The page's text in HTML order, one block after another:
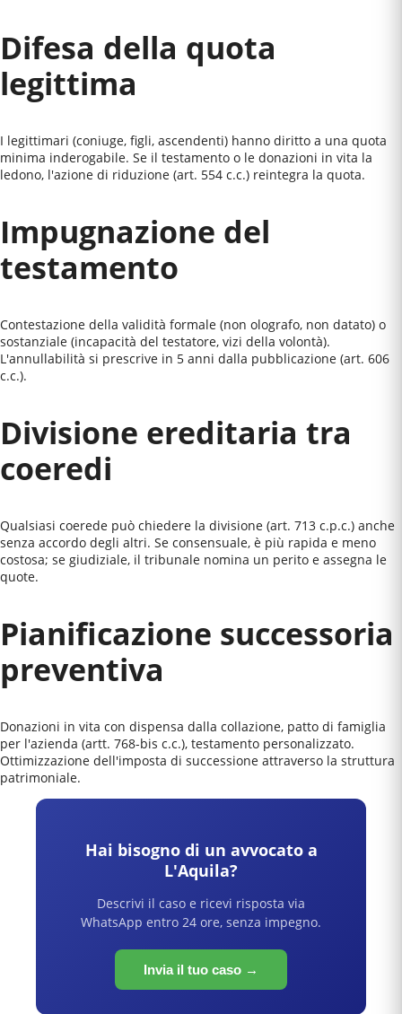
Difesa della quota
legittima
I legittimari (coniuge, figli, ascendenti) hanno diritto a una quota
minima inderogabile. Se il testamento o le donazioni in vita la
ledono, l'azione di riduzione (art. 554 c.c.) reintegra la quota.
Impugnazione del
testamento
Contestazione della validità formale (non olografo, non datato) o
sostanziale (incapacità del testatore, vizi della volontà).
L'annullabilità si prescrive in 5 anni dalla pubblicazione (art. 606
c.c.).
Divisione ereditaria tra
coeredi
Qualsiasi coerede può chiedere la divisione (art. 713 c.p.c.) anche
senza accordo degli altri. Se consensuale, è più rapida e meno
costosa; se giudiziale, il tribunale nomina un perito e assegna le
quote.
Pianificazione successoria
preventiva
Donazioni in vita con dispensa dalla collazione, patto di famiglia
per l'azienda (artt. 768-bis c.c.), testamento personalizzato.
Ottimizzazione dell'imposta di successione attraverso la struttura
patrimoniale.
Hai bisogno di un avvocato a
L'Aquila?
Descrivi il caso e ricevi risposta via
WhatsApp entro 24 ore, senza impegno.
Invia il tuo caso →